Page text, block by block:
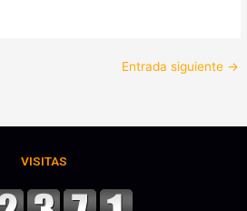
Entrada siguiente →
VISITAS